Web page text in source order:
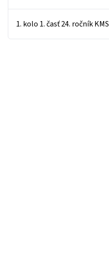
1. kolo 1. časť 24. ročník KMS